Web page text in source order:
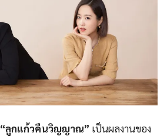
“ลูกแก้วคืนวิญญาณ” เป็นผลงานของ